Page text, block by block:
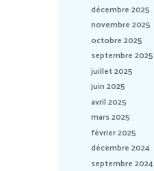
décembre 2025
novembre 2025
octobre 2025
septembre 2025
juillet 2025
juin 2025
avril 2025
mars 2025
février 2025
décembre 2024
septembre 2024